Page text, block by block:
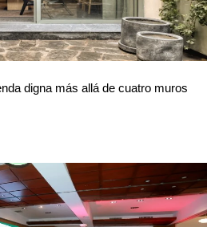
digna más allá de cuatro muros